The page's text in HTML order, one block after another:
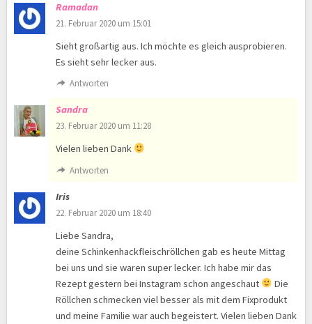
Ramadan
21. Februar 2020 um 15:01
Sieht großartig aus. Ich möchte es gleich ausprobieren.
Es sieht sehr lecker aus.
Antworten
Sandra
23. Februar 2020 um 11:28
Vielen lieben Dank
Antworten
Iris
22. Februar 2020 um 18:40
Liebe Sandra,
deine Schinkenhackfleischröllchen gab es heute Mittag
bei uns und sie waren super lecker. Ich habe mir das
Rezept gestern bei Instagram schon angeschaut
Die
Röllchen schmecken viel besser als mit dem Fixprodukt
und meine Familie war auch begeistert. Vielen lieben Dank